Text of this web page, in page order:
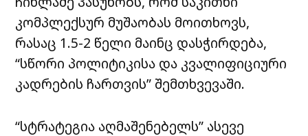
კომპლექსურ მუშაობას მოითხოვს,
რასაც 1.5-2 წელი მაინც დასჭირდება,
“სწორი პოლიტიკისა და კვალიფიციური
კადრების ჩართვის” შემთხვევაში.
“სტრატეგია აღმაშენებელს” ასევე